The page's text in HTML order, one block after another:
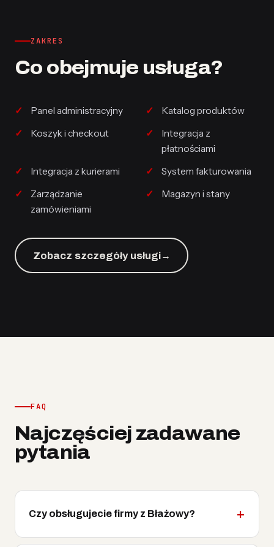
ZAKRES
Co obejmuje usługa?
Panel administracyjny
Katalog produktów
Koszyk i checkout
Integracja z
płatnościami
Integracja z kurierami
System fakturowania
Zarządzanie
zamówieniami
Magazyn i stany
Zobacz szczegóły usługi→
FAQ
Najczęściej zadawane
pytania
Czy obsługujecie firmy z Błażowy?